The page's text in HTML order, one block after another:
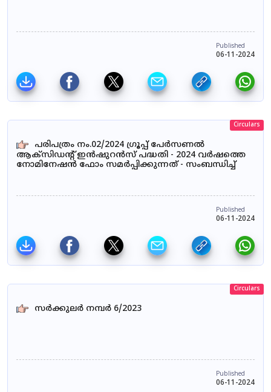
Published
06-11-2024
Circulars
പരിപത്രം നം.02/2024 ഗ്രൂപ്പ് പേർസണൽ
ആക്സിഡന്റ് ഇൻഷുറൻസ് പദ്ധതി - 2024 വർഷത്തെ
നോമിനേഷൻ ഫോം സമർപ്പിക്കുന്നത് - സംബന്ധിച്ച്
Published
06-11-2024
Circulars
സർക്കുലർ നമ്പർ 6/2023
Published
06-11-2024